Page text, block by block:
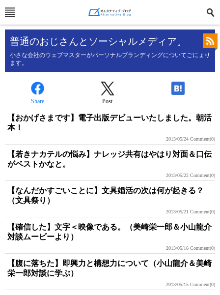
普通のおじさんとソーシャルメディア。
小さな会社のウェブマスターがパーソナルブランディングについてごにょり
ます。
Share Post -
【おかげさまです】電子出版デビューいたしました。朝活
本！
2013/05/24 Comment(0)
【若きナカテルの悩み】ナレッジ共有はやはり対面＆口伝
がベストかなと。
2013/05/22 Comment(0)
【なんだかすごいことに】文具婚活の次は何が起きる？
（文具祭り）
2013/05/21 Comment(0)
【確信した】文字＜映像である。（美崎栄一郎＆小山龍介
対談ムービーより）
2013/05/16 Comment(0)
【腹に落ちた】即興力と構想力について（小山龍介＆美崎
栄一郎対談に学ぶ）
2013/05/15 Comment(0)